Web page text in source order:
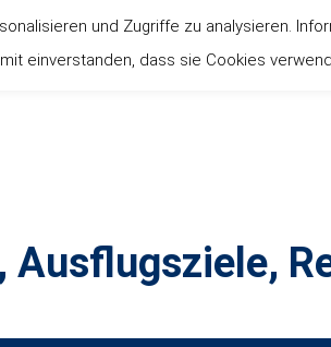
und Zugriffe zu analysieren.
einverstanden, dass sie Cookies